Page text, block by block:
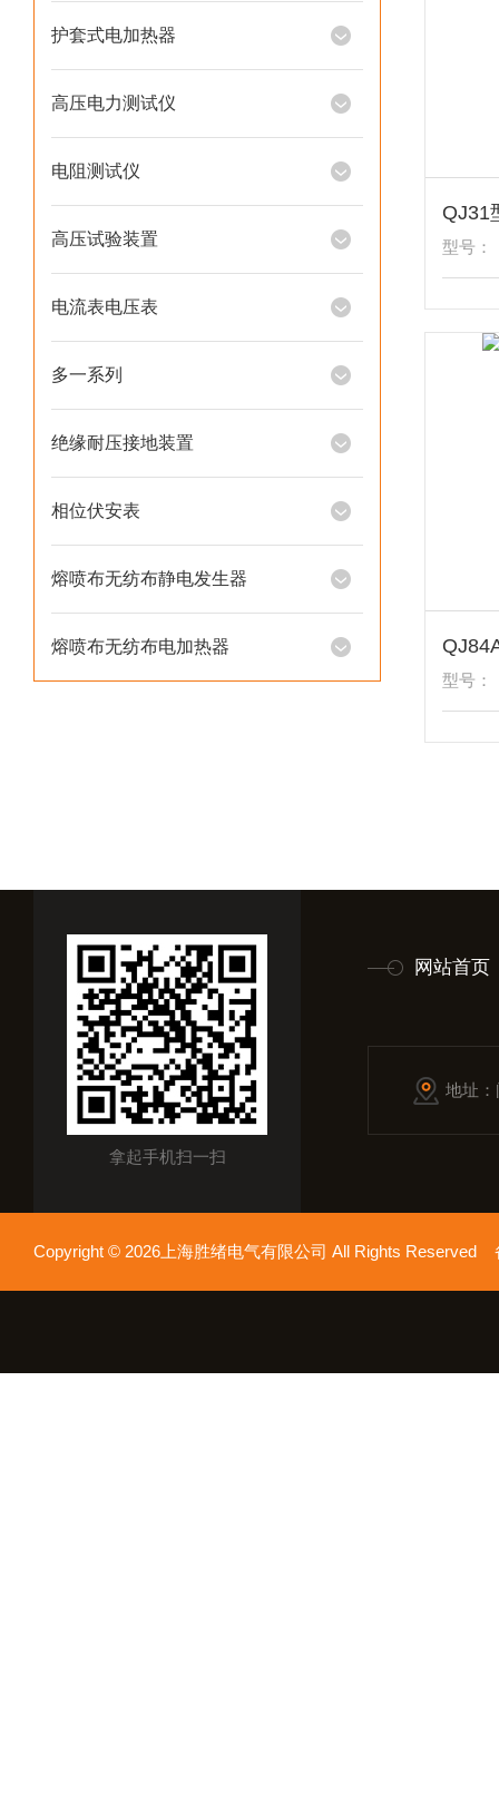
护套式电加热器
高压电力测试仪
电阻测试仪
高压试验装置
电流表电压表
多一系列
绝缘耐压接地装置
相位伏安表
熔喷布无纺布静电发生器
熔喷布无纺布电加热器
QJ31
型号：
型号：
拿起手机扫一扫
网站首页
地址
Copyright © 2026上海胜绪电气有限公司 All Rights Reserved